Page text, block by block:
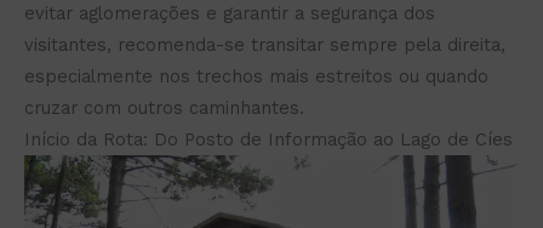
evitar aglomerações e garantir a segurança dos
visitantes, recomenda-se transitar sempre pela direita,
especialmente nos trechos mais estreitos ou quando
cruzar com outros caminhantes.
Início da Rota: Do Posto de Informação ao Lago de Cíes